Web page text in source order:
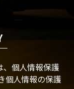
、個人情報保護
個人情報の保護